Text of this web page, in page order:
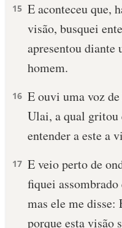
15 E aconteceu que,
visão, busquei
apresentou diante
homem.
16 E ouvi uma voz
Ulai, a qual gritou
entender a este a
17 E veio perto de
fiquei
mas ele me disse:
porque esta visão